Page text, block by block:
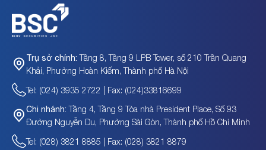
Trụ sở chính: Tầng 8, Tầng 9 LPB Tower, số 210 Trần Quang
Khải, Phường Hoàn Kiếm, Thành phố Hà Nội
Tel: (024) 3935 2722 | Fax: (024)33816699
Chi nhánh: Tầng 4, Tầng 9 Tòa nhà President Place, Số 93
Đường Nguyễn Du, Phường Sài Gòn, Thành phố Hồ Chí Minh
Tel: (028) 3821 8885 | Fax: (028) 3821 8879